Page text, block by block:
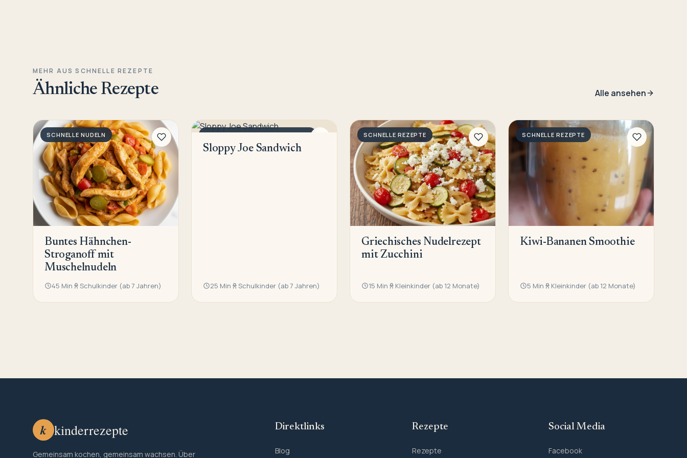
MEHR AUS SCHNELLE REZEPTE
Ähnliche Rezepte Alle ansehen
SCHNELLE NUDELN
Buntes Hähnchen-
Stroganoff mit
Muschelnudeln
45 Min Schulkinder (ab 7 Jahren)
SCHNELLE SANDWICHS/TOASTS
Sloppy Joe Sandwich
25 Min Schulkinder (ab 7 Jahren)
SCHNELLE REZEPTE
Griechisches Nudelrezept
mit Zucchini
15 Min Kleinkinder (ab 12 Monate)
SCHNELLE REZEPTE
Kiwi-Bananen Smoothie
5 Min Kleinkinder (ab 12 Monate)
k kinderrezepte
Gemeinsam kochen, gemeinsam wachsen. Über
Direktlinks
Blog
Rezepte
Rezepte
Social Media
Facebook